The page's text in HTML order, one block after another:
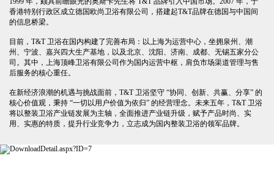
香港特别行政区成立德国欧尚卫浴有限公司，搭建起T&T品牌在德国与中国间
的信息桥梁。
目前，T&T 卫浴在国内构建了完善布局：以上海为运营中心，坐拥泉州、潮
州、宁波、嘉兴四大生产基地，以及北京、沈阳、济南、成都、无锡五家分公
司。其中，上海顶峰卫浴有限公司作为国内运营中枢，肩负市场渠道管理与售
后服务的核心重任。
在新经济浪潮的机遇与挑战面前，T&T 卫浴坚守 “协同、创新、共赢、分享” 的
核心价值观，秉持 “一切以用户价值为依归” 的经营理念。未来五年，T&T 卫浴
将以整装卫浴产业链发展为主轴，全面推进产业链升级，赋予产品时尚、实
用、实惠的特质，提升行业竞争力，立志成为国内整装卫浴的领军品牌。